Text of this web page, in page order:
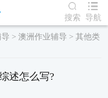
搜索 导航
>澳洲作业辅导 >其他类
述怎么写?